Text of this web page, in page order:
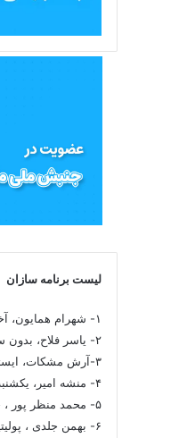
لیست برنامه سازان
۱- شهرام همایون، آخرین لحظه ، ساعت دوم ، شبانه
۲- یاسر فلاح، بدون سانسور
۳-آرش مشکات، ایستگاه سوم
۴- منشه امیر، یکشنبه ها با منشه
۵- محمد منظر پور ، خط قرمز ، هدلاین
۶- بهمن جلدی ، پولیتیکس